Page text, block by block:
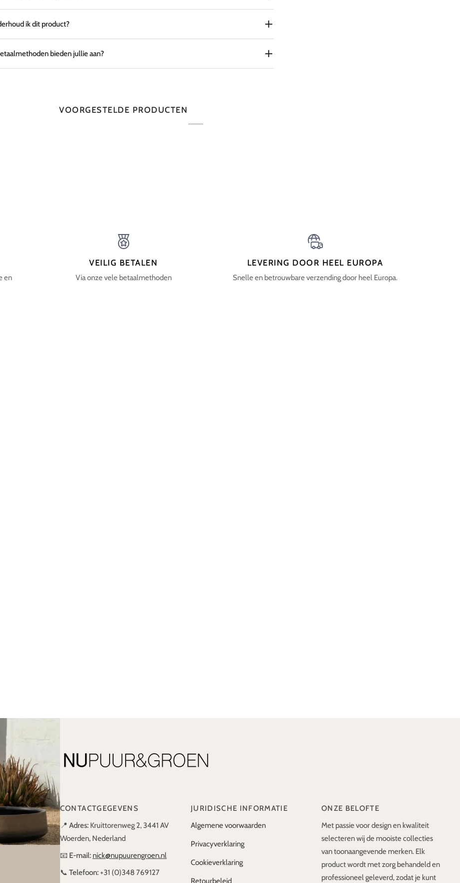
ik dit product?
bieden jullie aan?
VOORGESTELDE PRODUCTEN
en
VEILIG BETALEN
Via onze vele betaalmethoden
LEVERING DOOR HEEL EUROPA
Snelle en betrouwbare verzending door heel Europa.
CONTACTGEGEVENS
📍 Adres:Kruittorenweg 2, 3441 AV
Woerden, Nederland
📧 E-mail: nick@nupuurengroen.nl
📞 Telefoon:+31 (0)348 769127
JURIDISCHE INFORMATIE
Algemene voorwaarden
Privacyverklaring
Cookieverklaring
Retourbeleid
ONZE BELOFTE
Met passie voor design en kwaliteit
selecteren wij de mooiste collecties
van toonaangevende merken. Elk
product wordt met zorg behandeld en
professioneel geleverd, zodat je kunt